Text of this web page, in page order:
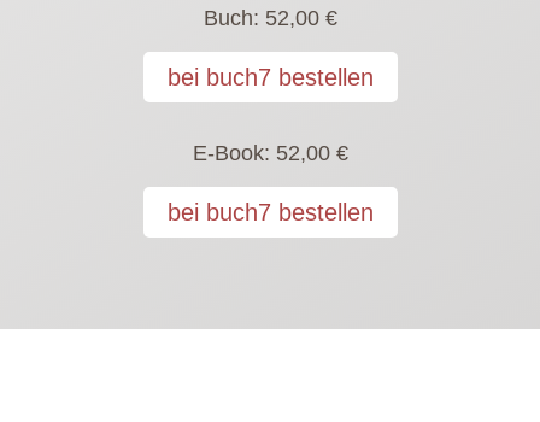
Buch: 52,00 €
bei buch7 bestellen
E-Book: 52,00 €
bei buch7 bestellen